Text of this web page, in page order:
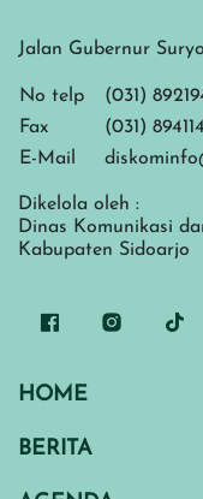
Jalan Gubernur
No telp
(031)
Fax
(031)
E-Mail
Dikelola oleh :
Dinas Komunikasi
Kabupaten Sidoarjo
HOME
BERITA